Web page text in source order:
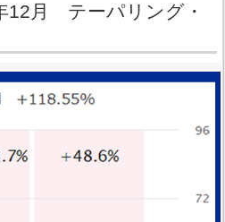
12月 テーパリング・